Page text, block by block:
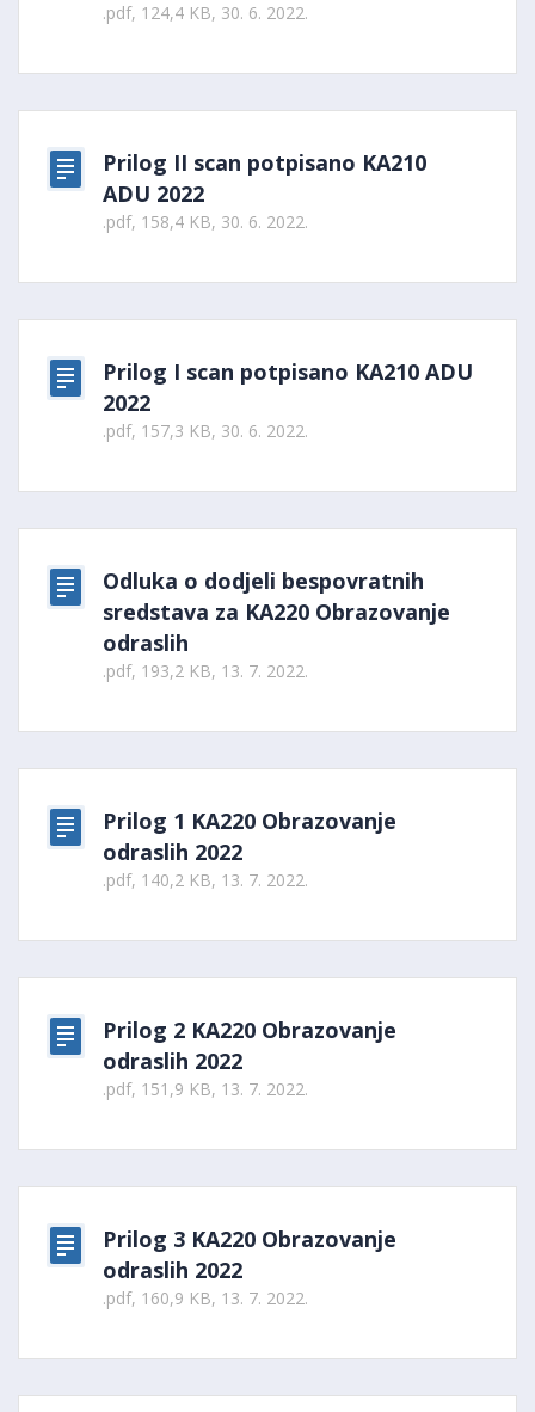
.pdf, 124,4 KB, 30. 6. 2022.
Prilog II scan potpisano KA210
ADU 2022
.pdf, 158,4 KB, 30. 6. 2022.
Prilog I scan potpisano KA210 ADU
2022
.pdf, 157,3 KB, 30. 6. 2022.
Odluka o dodjeli bespovratnih
sredstava za KA220 Obrazovanje
odraslih
.pdf, 193,2 KB, 13. 7. 2022.
Prilog 1 KA220 Obrazovanje
odraslih 2022
.pdf, 140,2 KB, 13. 7. 2022.
Prilog 2 KA220 Obrazovanje
odraslih 2022
.pdf, 151,9 KB, 13. 7. 2022.
Prilog 3 KA220 Obrazovanje
odraslih 2022
.pdf, 160,9 KB, 13. 7. 2022.